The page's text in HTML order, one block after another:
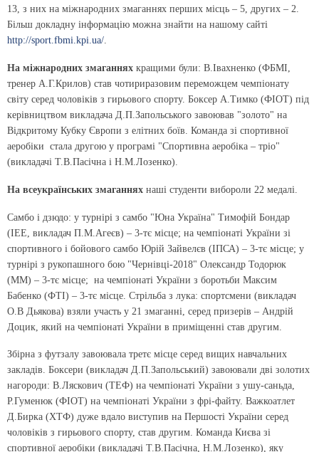
13, з них на міжнародних змаганнях перших місць – 5, других – 2.
Більш докладну інформацію можна знайти на нашому сайті
http://sport.fbmi.kpi.ua/.
На міжнародних змаганнях кращими були: В.Івахненко (ФБМІ,
тренер А.Г.Крилов) став чотириразовим переможцем чемпіонату
світу серед чоловіків з гирьового спорту. Боксер А.Тимко (ФІОТ) під
керівництвом викладача Д.П.Запольського завоював "золото" на
Відкритому Кубку Європи з елітних боїв. Команда зі спортивної
аеробіки стала другою у програмі "Спортивна аеробіка – тріо"
(викладачі Т.В.Пасічна і Н.М.Лозенко).
На всеукраїнських змаганнях наші студенти вибороли 22 медалі.
Самбо і дзюдо: у турнірі з самбо "Юна Україна" Тимофій Бондар
(ІЕЕ, викладач П.М.Агеєв) – 3-тє місце; на чемпіонаті України зі
спортивного і бойового самбо Юрій Зайвелєв (ІПСА) – 3-тє місце; у
турнірі з рукопашного бою "Чернівці-2018" Олександр Тодорюк
(ММ) – 3-тє місце; на чемпіонаті України з боротьби Максим
Бабенко (ФТІ) – 3-тє місце. Стрільба з лука: спортсмени (викладач
О.В Дьякова) взяли участь у 21 змаганні, серед призерів – Андрій
Доцик, який на чемпіонаті України в приміщенні став другим.
Збірна з футзалу завоювала третє місце серед вищих навчальних
закладів. Боксери (викладач Д.П.Запольський) завоювали дві золотих
нагороди: В.Ляскович (ТЕФ) на чемпіонаті України з ушу-саньда,
Р.Гуменюк (ФІОТ) на чемпіонаті України з фрі-файту. Важкоатлет
Д.Бирка (ХТФ) дуже вдало виступив на Першості України серед
чоловіків з гирьового спорту, став другим. Команда Києва зі
спортивної аеробіки (викладачі Т.В.Пасічна, Н.М.Лозенко), яку